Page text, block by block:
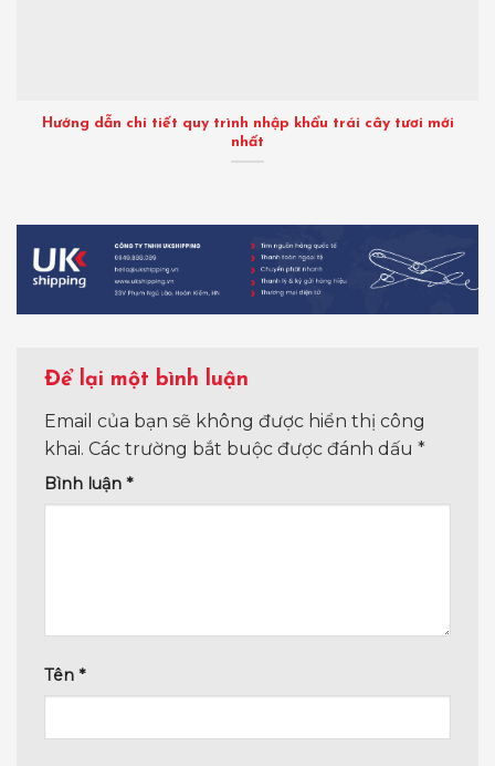
Hướng dẫn chi tiết quy trình nhập khẩu trái cây tươi mới
nhất
Để lại một bình luận
Email của bạn sẽ không được hiển thị công
khai. Các trường bắt buộc được đánh dấu *
Bình luận *
Tên *